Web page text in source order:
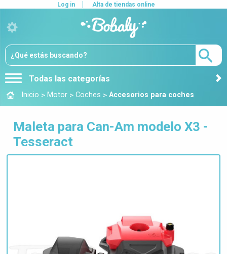
Todas las categorías
Log in Alta de tiendas online
Inicio > Motor > Coches > Accesorios para coches
Maleta para Can-Am modelo X3 -
Tesseract